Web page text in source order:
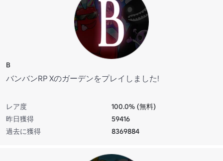
B
バンバンRP Xのガーデンをプレイしました!
レア度
100.0% (無料)
昨日獲得
59416
過去に獲得
8369884